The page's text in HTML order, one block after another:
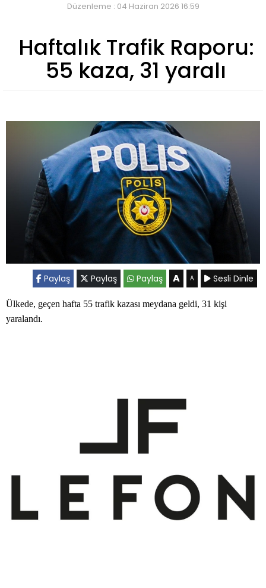
Düzenleme : 04 Haziran 2026 16:59
Haftalık Trafik Raporu:
55 kaza, 31 yaralı
Paylaş Paylaş Paylaş A A Sesli Dinle
Ülkede, geçen hafta 55 trafik kazası meydana geldi, 31 kişi
yaralandı.